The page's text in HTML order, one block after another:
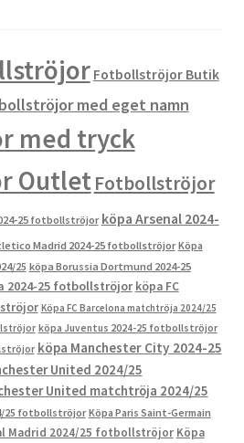
Fotbollströjor Butik
med eget namn
med tryck
OutletFotbollströjor
25 fotbollströjor köpa Arsenal 2024-
Madrid 2024-25 fotbollströjor Köpa
25 köpa Borussia Dortmund 2024-25
2024-25 fotbollströjor köpa FC
Köpa FC Barcelona matchtröja 2024/25
köpa Juventus 2024-25 fotbollströjor
köpa Manchester City 2024-25
United 2024/25
United matchtröja 2024/25
25 fotbollströjor Köpa Paris Saint-Germain
Madrid 2024/25 fotbollströjor Köpa